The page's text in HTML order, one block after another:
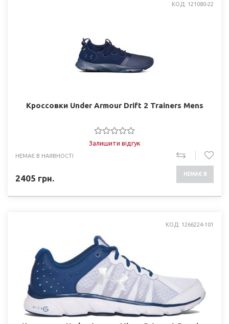
КОД: 121080-22
Кроссовки Under Armour Drift 2 Trainers Mens
Залишити відгук
НЕМАЄ В НАЯВНОСТІ
2405 грн. НЕМАЄ В
КОД: 1266224-101